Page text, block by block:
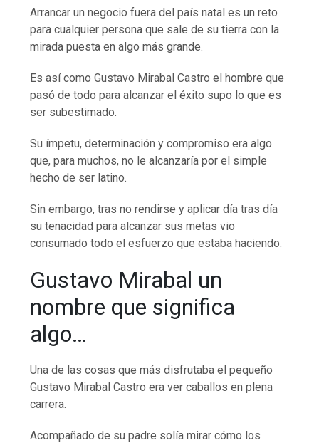
Arrancar un negocio fuera del país natal es un reto
para cualquier persona que sale de su tierra con la
mirada puesta en algo más grande.
Es así como Gustavo Mirabal Castro el hombre que
pasó de todo para alcanzar el éxito supo lo que es
ser subestimado.
Su ímpetu, determinación y compromiso era algo
que, para muchos, no le alcanzaría por el simple
hecho de ser latino.
Sin embargo, tras no rendirse y aplicar día tras día
su tenacidad para alcanzar sus metas vio
consumado todo el esfuerzo que estaba haciendo.
Gustavo Mirabal un
nombre que significa
algo…
Una de las cosas que más disfrutaba el pequeño
Gustavo Mirabal Castro era ver caballos en plena
carrera.
Acompañado de su padre solía mirar cómo los